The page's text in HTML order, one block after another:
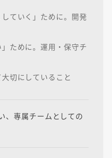
ていく」ために。開発
ために。運用・保守チ
切にしていること
、専属チームとしての